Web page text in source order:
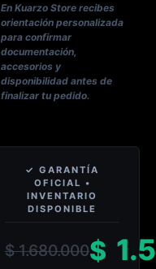
En Kuarzo Store recibes
orientación personalizada
para confirmar
documentación,
accesorios y
disponibilidad antes de
finalizar tu pedido.
$1.680.000$